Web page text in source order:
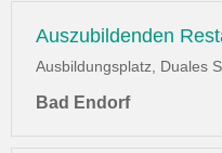
Auszubildenden
Ausbildungsplatz, Duales
Bad Endorf